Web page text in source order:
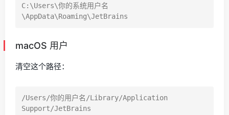
C:\Users\你的系统用户名
macOS 用户
清空这个路径：
/Users/你的用户名/Library/Application